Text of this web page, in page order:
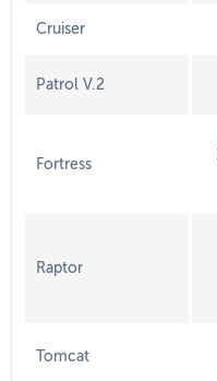
Cruiser
Patrol V.2
Fortress
Raptor
Tomcat